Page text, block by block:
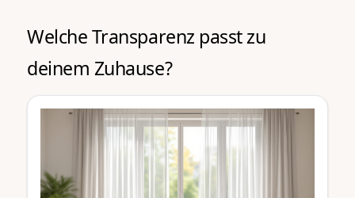
Welche Transparenz passt zu
deinem Zuhause?